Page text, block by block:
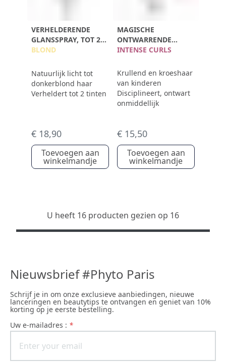
VERHELDERENDE
GLANSSPRAY, TOT 2
TINTEN
BLOND
Natuurlijk licht tot
donkerblond haar
Verheldert tot 2 tinten
€ 18,90
Toevoegen aan
winkelmandje
MAGISCHE
ONTWARRENDE
SPRAY
INTENSE CURLS
Krullend en kroeshaar
van kinderen
Disciplineert, ontwart
onmiddellijk
€ 15,50
Toevoegen aan
winkelmandje
U heeft 16 producten gezien op 16
Nieuwsbrief #Phyto Paris
Schrijf je in om onze exclusieve aanbiedingen, nieuwe
lanceringen en beautytips te ontvangen en geniet van 10%
korting op je eerste bestelling.
uw e-mailadres : *